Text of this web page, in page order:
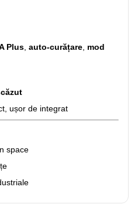
Plus auto-curățare mod
ușor de integrat
space